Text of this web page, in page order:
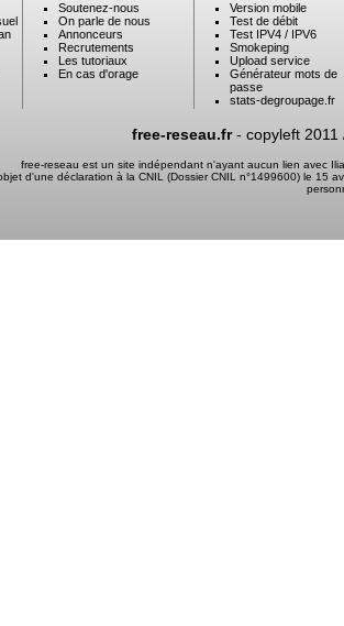
Soutenez-nous
On parle de nous
Annonceurs
Recrutements
Les tutoriaux
En cas d'orage
Version mobile
Test de débit
Test IPV4 / IPV6
Smokeping
Upload service
Générateur mots de
passe
stats-degroupage.fr
free-reseau.fr- copyleft 2011
free-reseau est un site indépendant n'ayant aucun lien avec
d'une déclaration à la CNIL (Dossier CNIL n°1499600) le 15